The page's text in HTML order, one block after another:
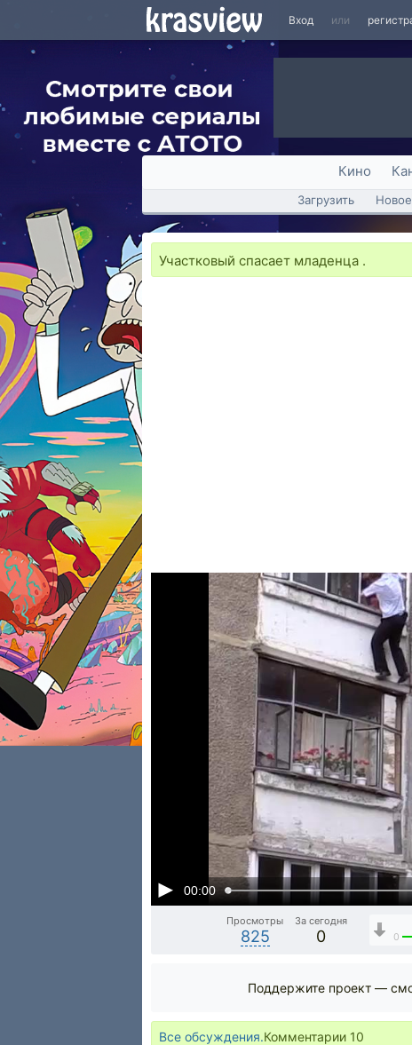
Вход или
Кино
Загрузить Новое
Участковый спасает младенца .
00:00
Просмотры
825
За сегодня
0 0
Поддержите проект —
Все обсуждения.Комментарии 10